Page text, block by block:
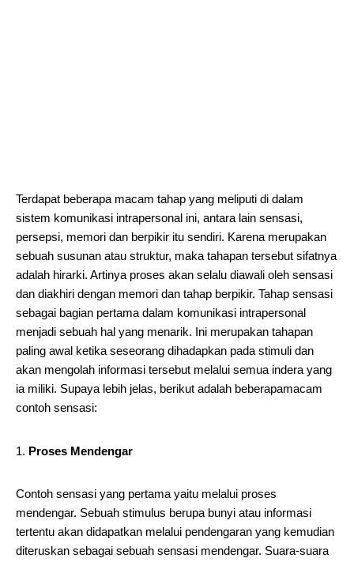
Terdapat beberapa macam tahap yang meliputi di dalam
sistem komunikasi intrapersonal ini, antara lain sensasi,
persepsi, memori dan berpikir itu sendiri. Karena merupakan
sebuah susunan atau struktur, maka tahapan tersebut sifatnya
adalah hirarki. Artinya proses akan selalu diawali oleh sensasi
dan diakhiri dengan memori dan tahap berpikir. Tahap sensasi
sebagai bagian pertama dalam komunikasi intrapersonal
menjadi sebuah hal yang menarik. Ini merupakan tahapan
paling awal ketika seseorang dihadapkan pada stimuli dan
akan mengolah informasi tersebut melalui semua indera yang
ia miliki. Supaya lebih jelas, berikut adalah beberapamacam
contoh sensasi:
Proses Mendengar
Contoh sensasi yang pertama yaitu melalui proses
mendengar. Sebuah stimulus berupa bunyi atau informasi
tertentu akan didapatkan melalui pendengaran yang kemudian
diteruskan sebagai sebuah sensasi mendengar. Suara-suara